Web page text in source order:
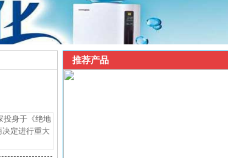
身于《绝地
决定进行重大
推荐产品